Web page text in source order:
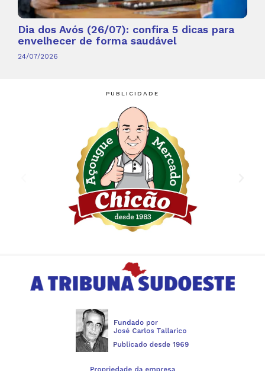
Dia dos Avós (26/07): confira 5 dicas para
envelhecer de forma saudável
24/07/2026
PUBLICIDADE